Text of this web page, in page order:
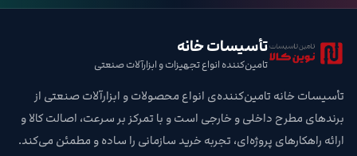
تأسیسات خانه
تامین‌کننده انواع تجهیزات و ابزارآلات صنعتی
تأسیسات خانه تامین‌کننده‌ی انواع محصولات و ابزارآلات صنعتی از
برندهای مطرح داخلی و خارجی است و با تمرکز بر سرعت، اصالت کالا و
ارائه راهکارهای پروژه‌ای، تجربه خرید سازمانی را ساده و مطمئن می‌کند.